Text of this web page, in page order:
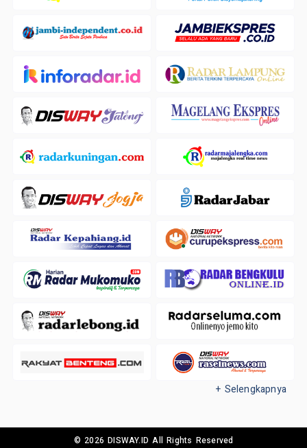
+ Selengkapnya
© 2026 DISWAY.ID All Rights Reserved